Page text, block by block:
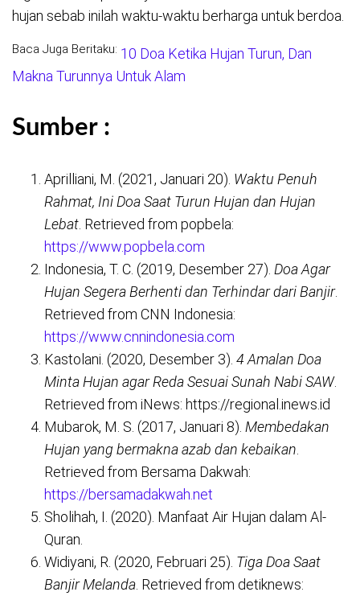
hujan sebab inilah waktu-waktu berharga untuk berdoa.
Baca Juga Beritaku: 10 Doa Ketika Hujan Turun, Dan
Makna Turunnya Untuk Alam
Sumber :
Aprilliani, M. (2021, Januari 20). Waktu Penuh
Rahmat, Ini Doa Saat Turun Hujan dan Hujan
Lebat . Retrieved from popbela:
https://www.popbela.com
Indonesia, T. C. (2019, Desember 27). Doa Agar
Hujan Segera Berhenti dan Terhindar dari Banjir.
Retrieved from CNN Indonesia:
https://www.cnnindonesia.com
Kastolani. (2020, Desember 3). 4 Amalan Doa
Minta Hujan agar Reda Sesuai Sunah Nabi SAW.
Retrieved from iNews: https://regional.inews.id
Mubarok, M. S. (2017, Januari 8). Membedakan
Hujan yang bermakna azab dan kebaikan
Retrieved from Bersama Dakwah:
https://bersamadakwah.net
Sholihah, I. (2020). Manfaat Air Hujan dalam Al-
Quran.
Widiyani, R. (2020, Februari 25). Tiga Doa Saat
Banjir Melanda . Retrieved from detiknews: